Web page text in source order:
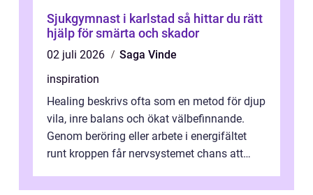
Sjukgymnast i karlstad så hittar du rätt
hjälp för smärta och skador
02 juli 2026
Saga Vinde
inspiration
Healing beskrivs ofta som en metod för djup
vila, inre balans och ökat välbefinnande.
Genom beröring eller arbete i energifältet
runt kroppen får nervsystemet chans att